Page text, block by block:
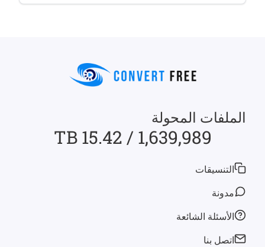
الملفات المحولة
1,639,989 / 15.42 TB
التنسيقات
مدونة
الأسئلة الشائعة
اتصل بنا